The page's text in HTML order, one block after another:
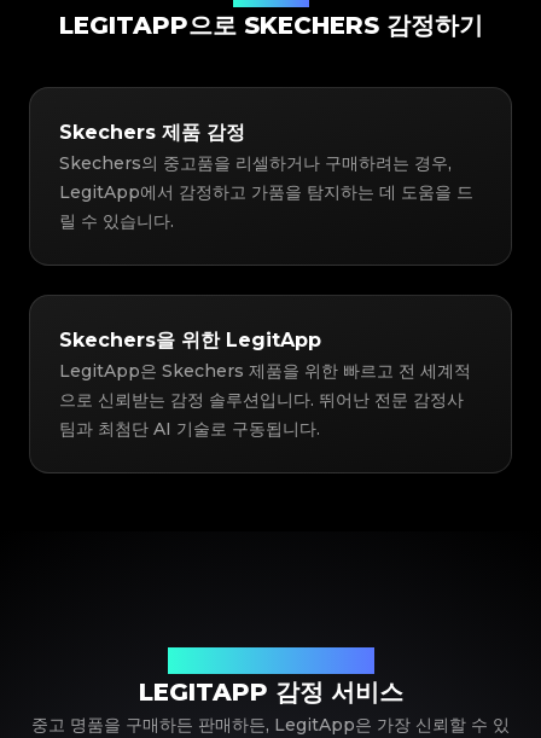
LEGITAPP으로 SKECHERS 감정하기
Skechers 제품 감정
Skechers의 중고품을 리셀하거나 구매하려는 경우,
LegitApp에서 감정하고 가품을 탐지하는 데 도움을 드
릴 수 있습니다.
Skechers을 위한 LegitApp
LegitApp은 Skechers 제품을 위한 빠르고 전 세계적
으로 신뢰받는 감정 솔루션입니다. 뛰어난 전문 감정사
팀과 최첨단 AI 기술로 구동됩니다.
LEGITAPP 감정 서비스
중고 명품을 구매하든 판매하든, LegitApp은 가장 신뢰할 수 있